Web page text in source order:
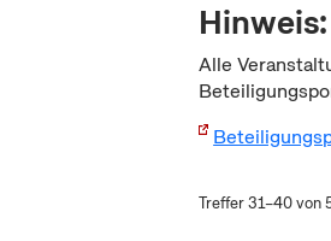
Hinweis:
Alle
Treffer 31–40 von